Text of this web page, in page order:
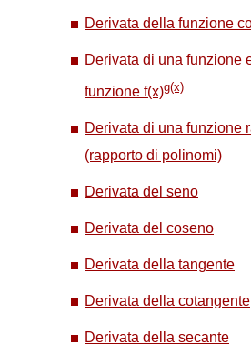
Derivata della funzione
Derivata di una funzione
funzione f(x)g(x)
Derivata di una funzione
(rapporto di polinomi)
Derivata del seno
Derivata del coseno
Derivata della tangente
Derivata della cotangente
Derivata della secante